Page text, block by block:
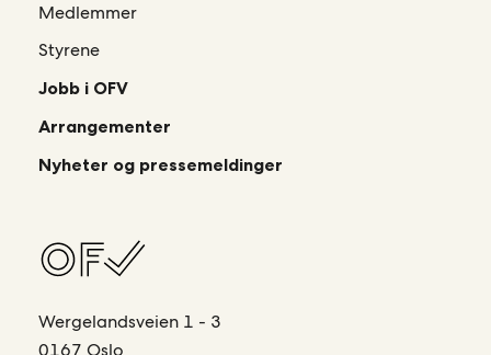
Medlemmer
Styrene
Jobb i OFV
Arrangementer
Nyheter og pressemeldinger
Wergelandsveien 1 - 3
0167 Oslo